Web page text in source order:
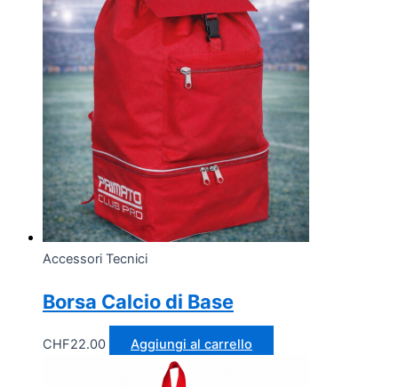
Accessori Tecnici
Borsa Calcio di Base
CHF22.00 Aggiungi al carrello